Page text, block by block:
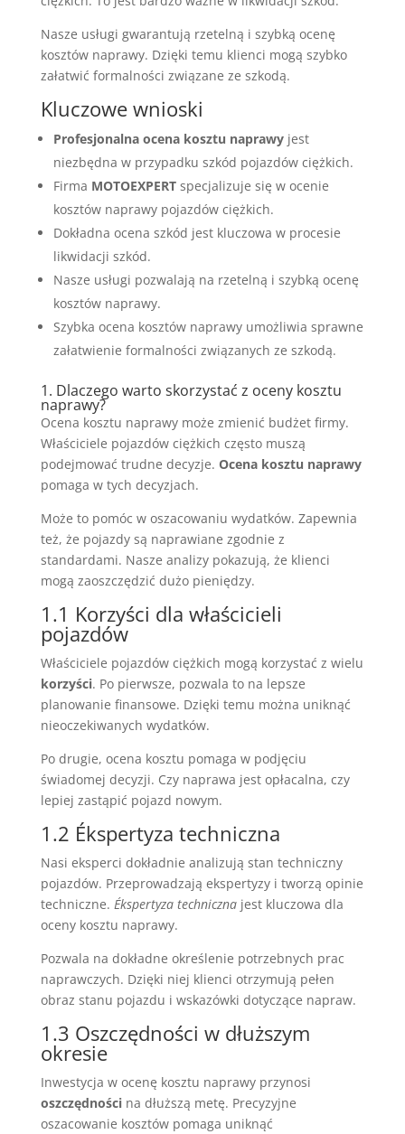
Nasze usługi gwarantują rzetelną i szybką ocenę
kosztów naprawy. Dzięki temu klienci mogą szybko
załatwić formalności związane ze szkodą.
Kluczowe wnioski
Profesjonalna ocena kosztu naprawyjest
niezbędna w przypadku szkód pojazdów ciężkich.
Firma MOTOEXPERTspecjalizuje się w ocenie
kosztów naprawy pojazdów ciężkich.
Dokładna ocena szkód jest kluczowa w procesie
likwidacji szkód.
Nasze usługi pozwalają na rzetelną i szybką ocenę
kosztów naprawy.
Szybka ocena kosztów naprawy umożliwia sprawne
załatwienie formalności związanych ze szkodą.
1. Dlaczego warto skorzystać z oceny kosztu
naprawy?
Ocena kosztu naprawy może zmienić budżet firmy.
Właściciele pojazdów ciężkich często muszą
podejmować trudne decyzje. Ocena kosztu naprawy
pomaga w tych decyzjach.
Może to pomóc w oszacowaniu wydatków. Zapewnia
też, że pojazdy są naprawiane zgodnie z
standardami. Nasze analizy pokazują, że klienci
mogą zaoszczędzić dużo pieniędzy.
1.1 Korzyści dla właścicieli
pojazdów
Właściciele pojazdów ciężkich mogą korzystać z wielu
korzyści. Po pierwsze, pozwala to na lepsze
planowanie finansowe. Dzięki temu można uniknąć
nieoczekiwanych wydatków.
Po drugie, ocena kosztu pomaga w podjęciu
świadomej decyzji. Czy naprawa jest opłacalna, czy
lepiej zastąpić pojazd nowym.
1.2 Ékspertyza techniczna
Nasi eksperci dokładnie analizują stan techniczny
pojazdów. Przeprowadzają ekspertyzy i tworzą opinie
techniczne. Ékspertyza technicznajest kluczowa dla
oceny kosztu naprawy.
Pozwala na dokładne określenie potrzebnych prac
naprawczych. Dzięki niej klienci otrzymują pełen
obraz stanu pojazdu i wskazówki dotyczące napraw.
1.3 Oszczędności w dłuższym
okresie
Inwestycja w ocenę kosztu naprawy przynosi
oszczędnościna dłuższą metę. Precyzyjne
oszacowanie kosztów pomaga uniknąć